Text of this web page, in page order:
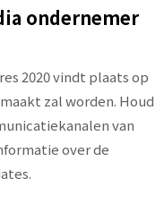
ondernemer
2020 vindt plaats op
zal worden. Houd
van
over de